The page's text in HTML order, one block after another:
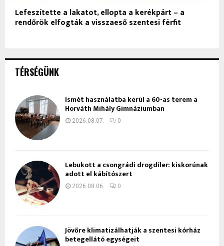
Lefeszítette a lakatot, ellopta a kerékpárt – a
rendőrök elfogták a visszaeső szentesi férfit
TÉRSÉGÜNK
Ismét használatba kerül a 60-as terem a
Horváth Mihály Gimnáziumban
2026.08.07. 0
Lebukott a csongrádi drogdíler: kiskorúnak
adott el kábítószert
2026.08.06. 0
Jövőre klimatizálhatják a szentesi kórház
betegellátó egységeit